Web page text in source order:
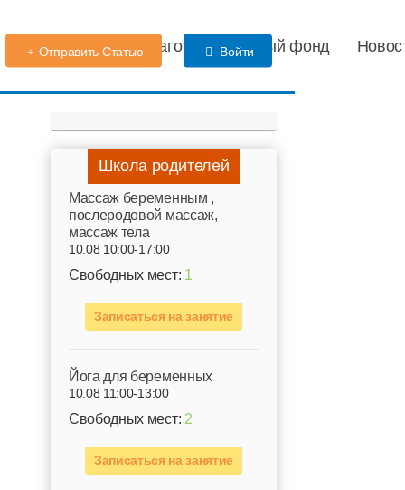
Детский сад Благотворительный фонд
Отправить Статью Войти
Школа родителей
Mассаж беременным ,
послеродовой массаж,
массаж тела
10.08 10:00-17:00
Свободных мест: 1
Записаться на занятие
Йога для беременных
10.08 11:00-13:00
Свободных мест: 2
Записаться на занятие